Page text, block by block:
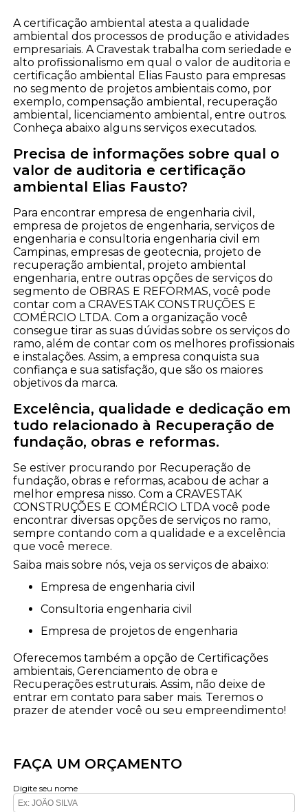
A certificação ambiental atesta a qualidade
ambiental dos processos de produção e atividades
empresariais. A Cravestak trabalha com seriedade e
alto profissionalismo em qual o valor de auditoria e
certificação ambiental Elias Fausto para empresas
no segmento de projetos ambientais como, por
exemplo, compensação ambiental, recuperação
ambiental, licenciamento ambiental, entre outros.
Conheça abaixo alguns serviços executados.
Precisa de informações sobre qual o
valor de auditoria e certificação
ambiental Elias Fausto?
Para encontrar empresa de engenharia civil,
empresa de projetos de engenharia, serviços de
engenharia e consultoria engenharia civil em
Campinas, empresas de geotecnia, projeto de
recuperação ambiental, projeto ambiental
engenharia, entre outras opções de serviços do
segmento de OBRAS E REFORMAS, você pode
contar com a CRAVESTAK CONSTRUÇÕES E
COMÉRCIO LTDA. Com a organização você
consegue tirar as suas dúvidas sobre os serviços do
ramo, além de contar com os melhores profissionais
e instalações. Assim, a empresa conquista sua
confiança e sua satisfação, que são os maiores
objetivos da marca.
Excelência, qualidade e dedicação em
tudo relacionado à Recuperação de
fundação, obras e reformas.
Se estiver procurando por Recuperação de
fundação, obras e reformas, acabou de achar a
melhor empresa nisso. Com a CRAVESTAK
CONSTRUÇÕES E COMÉRCIO LTDA você pode
encontrar diversas opções de serviços no ramo,
sempre contando com a qualidade e a excelência
que você merece.
Saiba mais sobre nós, veja os serviços de abaixo:
empresa de engenharia civil
consultoria engenharia civil
empresa de projetos de engenharia
Oferecemos também a opção de Certificações
ambientais, Gerenciamento de obra e
Recuperações estruturais. Assim, não deixe de
entrar em contato para saber mais. Teremos o
prazer de atender você ou seu empreendimento!
FAÇA UM ORÇAMENTO
Digite seu nome